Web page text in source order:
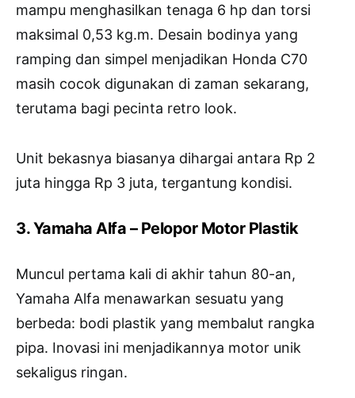
mampu menghasilkan tenaga 6 hp dan torsi
maksimal 0,53 kg.m. Desain bodinya yang
ramping dan simpel menjadikan Honda C70
masih cocok digunakan di zaman sekarang,
terutama bagi pecinta retro look.
Unit bekasnya biasanya dihargai antara Rp 2
juta hingga Rp 3 juta, tergantung kondisi.
3. Yamaha Alfa – Pelopor Motor Plastik
Muncul pertama kali di akhir tahun 80-an,
Yamaha Alfa menawarkan sesuatu yang
berbeda: bodi plastik yang membalut rangka
pipa. Inovasi ini menjadikannya motor unik
sekaligus ringan.